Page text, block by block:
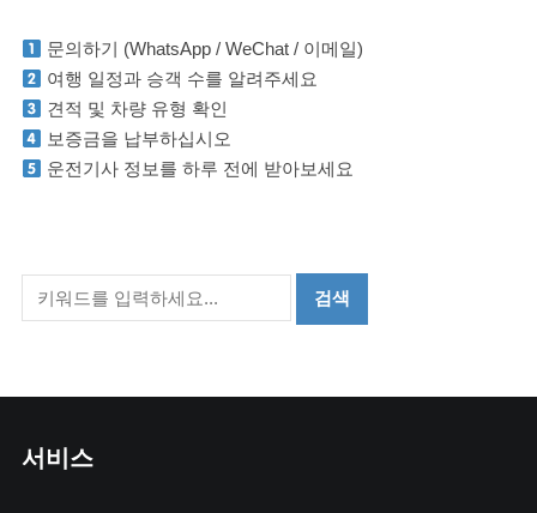
문의하기 (WhatsApp / WeChat / 이메일)
여행 일정과 승객 수를 알려주세요
견적 및 차량 유형 확인
보증금을 납부하십시오
운전기사 정보를 하루 전에 받아보세요
서비스